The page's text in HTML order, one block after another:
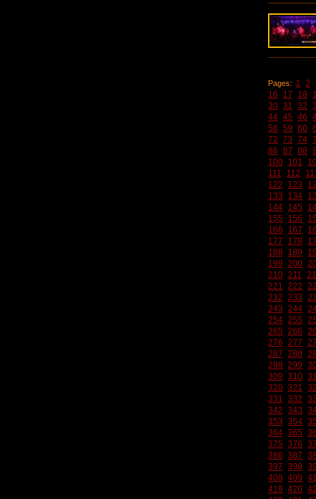
Pages: 1 2
16
17 18
30 31 32
44 45 46
58 59 60
72 73 74
86 87 88
100 101
111
112
122
123
133
134
144 145
155
156
166
167
177
178
188
189
199 200
210 211
221 222
232 233
243 244
254 255
265 266
276 277
287 288
298 299
309 310
320 321
331 332
342 343
353 354
364 365
375 376
386 387
397 398
408 409
419 420